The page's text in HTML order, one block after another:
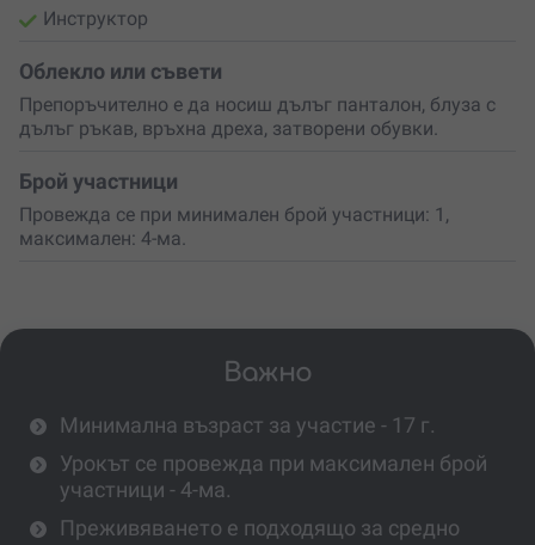
Инструктор
Облекло или съвети
Препоръчително е да носиш дълъг панталон, блуза с
дълъг ръкав, връхна дреха, затворени обувки.
Брой участници
Провежда се при минимален брой участници: 1,
максимален: 4-ма.
Важно
Минимална възраст за участие - 17 г.
Урокът се провежда при максимален брой
участници - 4-ма.
Преживяването е подходящо за средно